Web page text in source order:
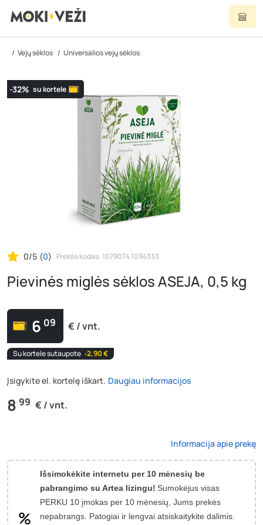
Vejų sėklos Universalios vejų sėklos
-32% su kortele
0/5 (0) Prekės kodas: 1079074 1094333
Pievinės miglės sėklos ASEJA, 0,5 kg
6 09 € / vnt.
Su kortele sutaupote ‐2,90 €
Įsigykite el. kortelę iškart. Daugiau informacijos
8 99 € / vnt.
Informacija apie prekę
Išsimokėkite internetu per 10 mėnesių be
pabrangimo su Artea lizingu! Sumokėjus visas
PERKU 10 įmokas per 10 mėnesių, Jums prekės
nepabrangs. Patogiai ir lengvai atsiskaitykite dalimis.